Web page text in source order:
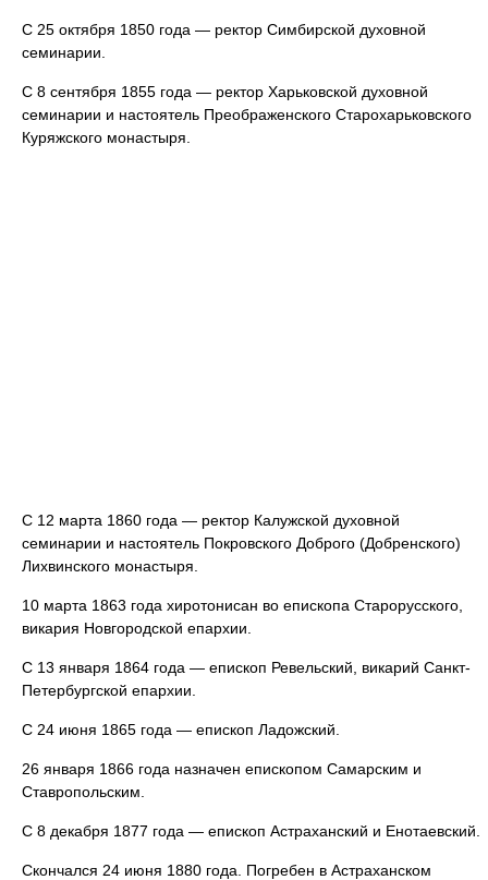
С 25 октября 1850 года — ректор Симбирской духовной
семинарии.
С 8 сентября 1855 года — ректор Харьковской духовной
семинарии и настоятель Преображенского Старохарьковского
Куряжского монастыря.
С 12 марта 1860 года — ректор Калужской духовной
семинарии и настоятель Покровского Доброго (Добренского)
Лихвинского монастыря.
10 марта 1863 года хиротонисан во епископа Старорусского,
викария Новгородской епархии.
С 13 января 1864 года — епископ Ревельский, викарий Санкт-
Петербургской епархии.
С 24 июня 1865 года — епископ Ладожский.
26 января 1866 года назначен епископом Самарским и
Ставропольским.
С 8 декабря 1877 года — епископ Астраханский и Енотаевский.
Скончался 24 июня 1880 года. Погребен в Астраханском